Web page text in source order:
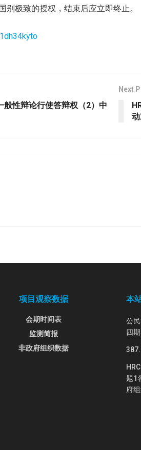
极致的授权，结束后应立即终止。
般性辩论行使答辩权（2）中
Next
项目观察数据
会期时间表
监测简报
非政府组织数据
本
公
四期
题1
府